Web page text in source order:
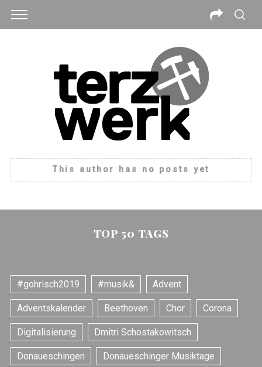
This author has no posts yet
TOP 50 TAGS
#gohrisch2019 #musik& Advent
Adventskalender Beethoven Chor Corona
Digitalisierung Dmitri Schostakowitsch
Donaueschingen Donaueschinger Musiktage